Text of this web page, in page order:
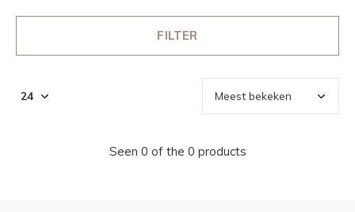
FILTER
Seen 0 of the 0 products